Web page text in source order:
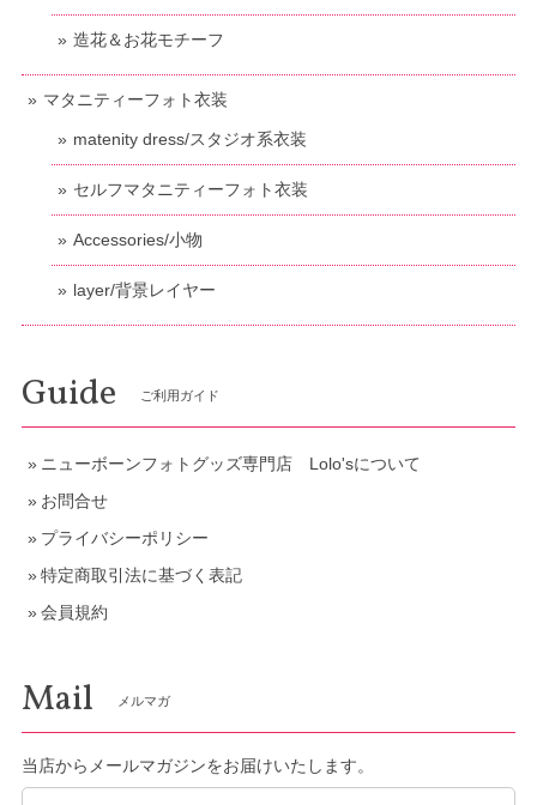
造花＆お花モチーフ
マタニティーフォト衣装
matenity dress/スタジオ系衣装
セルフマタニティーフォト衣装
Accessories/小物
layer/背景レイヤー
Guide ご利用ガイド
ニューボーンフォトグッズ専門店 Lolo'sについて
お問合せ
プライバシーポリシー
特定商取引法に基づく表記
会員規約
Mail メルマガ
当店からメールマガジンをお届けいたします。